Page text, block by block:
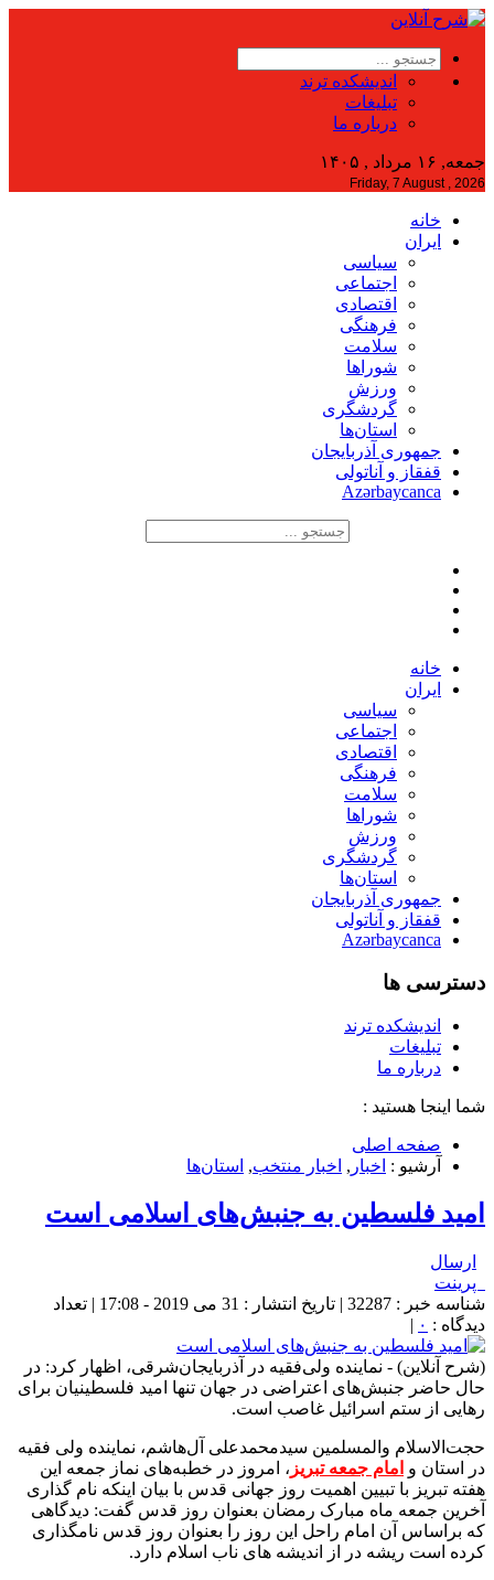
اندیشکده ترند
تبلیغات
درباره ما
جمعه, ۱۶ مرداد , ۱۴۰۵
Friday, 7 August , 2026
خانه
ایران
سیاسی
اجتماعی
اقتصادی
فرهنگی
سلامت
شوراها
ورزش
گردشگری
استان‌ها
جمهوری آذربایجان
قفقاز و آناتولی
Azərbaycanca
خانه
ایران
سیاسی
اجتماعی
اقتصادی
فرهنگی
سلامت
شوراها
ورزش
گردشگری
استان‌ها
جمهوری آذربایجان
قفقاز و آناتولی
Azərbaycanca
دسترسی ها
اندیشکده ترند
تبلیغات
درباره ما
شما اینجا هستید :
صفحه اصلی
آرشیو : اخبار , اخبار منتخب, استان‌ها
امید فلسطین به جنبش‌های اسلامی است
ارسال
پرینت
شناسه خبر : 32287 | تاریخ انتشار : 31 می 2019 - 17:08 | تعداد
دیدگاه : ۰ |
(شرح آنلاین) - نماینده ولی‌فقیه در آذربایجان‌شرقی، اظهار کرد: در
حال حاضر جنبش‌های اعتراضی در جهان تنها امید فلسطینیان برای
رهایی از ستم اسرائیل غاصب است.
حجت‌الاسلام والمسلمین سیدمحمدعلی آل‌هاشم، نماینده ولی فقیه
در استان و امام جمعه تبریز ، امروز در خطبه‌های نماز جمعه این
هفته تبریز با تبیین اهمیت روز جهانی قدس با بیان اینکه نام گذاری
آخرین جمعه ماه مبارک رمضان بعنوان روز قدس گفت: دیدگاهی
که براساس آن امام راحل این روز را بعنوان روز قدس نامگذاری
کرده است ریشه در از اندیشه های ناب اسلام دارد.